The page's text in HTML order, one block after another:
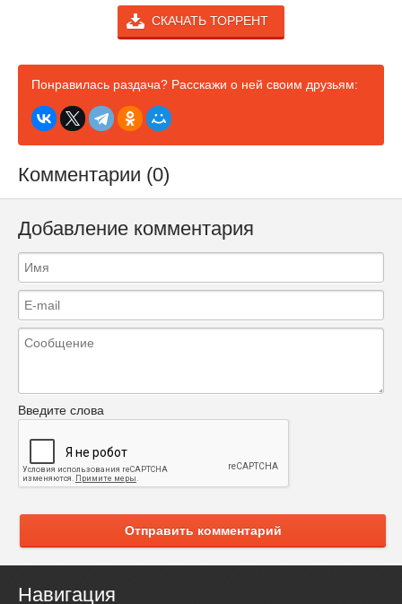
СКАЧАТЬ ТОРРЕНТ
Понравилась раздача? Расскажи о ней своим друзьям:
Комментарии (0)
Добавление комментария
Введите слова
Отправить комментарий
Навигация